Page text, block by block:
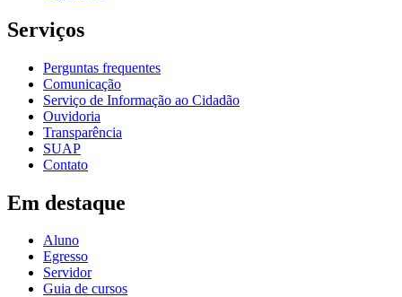
Serviços
Perguntas frequentes
Comunicação
Serviço de Informação ao Cidadão
Ouvidoria
Transparência
SUAP
Contato
Em destaque
Aluno
Egresso
Servidor
Guia de cursos